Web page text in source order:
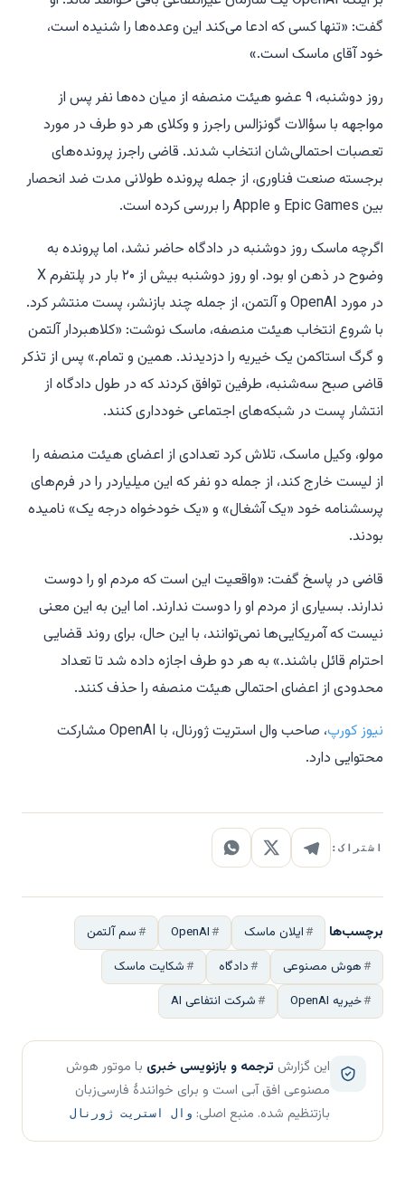
گفت: «تنها کسی که ادعا می‌کند این وعده‌ها را شنیده است،
خود آقای ماسک است.»
روز دوشنبه، ۹ عضو هیئت منصفه از میان ده‌ها نفر پس از
مواجهه با سؤالات گونزالس راجرز و وکلای هر دو طرف در مورد
تعصبات احتمالی‌شان انتخاب شدند. قاضی راجرز پرونده‌های
برجسته صنعت فناوری، از جمله پرونده طولانی مدت ضد انحصار
بین Epic Games و Apple را بررسی کرده است.
اگرچه ماسک روز دوشنبه در دادگاه حاضر نشد، اما پرونده به
وضوح در ذهن او بود. او روز دوشنبه بیش از ۲۰ بار در پلتفرم X
در مورد OpenAI و آلتمن، از جمله چند بازنشر، پست منتشر کرد.
با شروع انتخاب هیئت منصفه، ماسک نوشت: «کلاهبردار آلتمن
و گرگ استاکمن یک خیریه را دزدیدند. همین و تمام.» پس از تذکر
قاضی صبح سه‌شنبه، طرفین توافق کردند که در طول دادگاه از
انتشار پست در شبکه‌های اجتماعی خودداری کنند.
مولو، وکیل ماسک، تلاش کرد تعدادی از اعضای هیئت منصفه را
از لیست خارج کند، از جمله دو نفر که این میلیاردر را در فرم‌های
پرسشنامه خود «یک آشغال» و «یک خودخواه درجه یک» نامیده
بودند.
قاضی در پاسخ گفت: «واقعیت این است که مردم او را دوست
ندارند. بسیاری از مردم او را دوست ندارند. اما این به این معنی
نیست که آمریکایی‌ها نمی‌توانند، با این حال، برای روند قضایی
احترام قائل باشند.» به هر دو طرف اجازه داده شد تا تعداد
محدودی از اعضای احتمالی هیئت منصفه را حذف کنند.
نیوز کورپ
، صاحب وال استریت ژورنال، با OpenAI مشارکت
محتوایی دارد.
اشتراک:
برچسب‌ها ایلان ماسک OpenAI
سم آلتمن
هوش مصنوعی
دادگاه
شکایت ماسک
خیریه OpenAI
شرکت انتفاعی AI
این گزارش ترجمه و بازنویسی خبری با موتور هوش
مصنوعی افق آبی است و برای خوانندهٔ فارسی‌زبان
بازتنظیم شده. منبع اصلی: وال استریت ژورنال